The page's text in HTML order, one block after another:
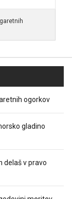
ogorkov
gladino
delaš v pravo